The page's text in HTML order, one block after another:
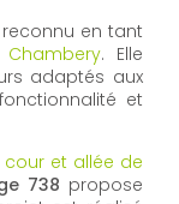
en tant
. Elle
adaptés aux
et
et allée de
738 propose